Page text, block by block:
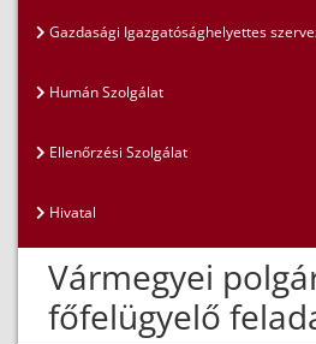
Gazdasági Igazgatósághelyettes
Humán Szolgálat
Ellenőrzési Szolgálat
Hivatal
Vármegyei
főfelügyelő